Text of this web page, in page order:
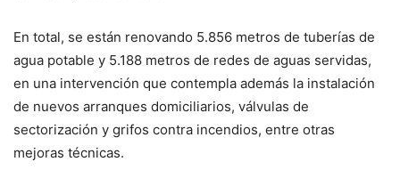
En total, se están renovando 5.856 metros de tuberías de
agua potable y 5.188 metros de redes de aguas servidas,
en una intervención que contempla además la instalación
de nuevos arranques domiciliarios, válvulas de
sectorización y grifos contra incendios, entre otras
mejoras técnicas.